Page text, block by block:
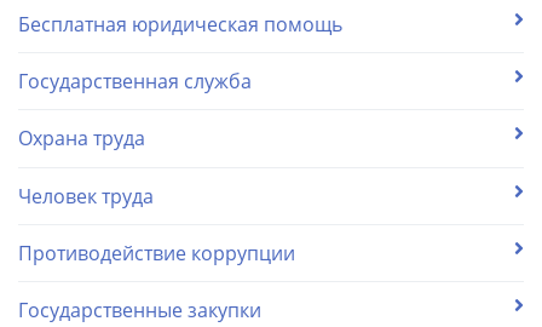
Бесплатная юридическая помощь
Государственная служба
Охрана труда
Человек труда
Противодействие коррупции
Государственные закупки